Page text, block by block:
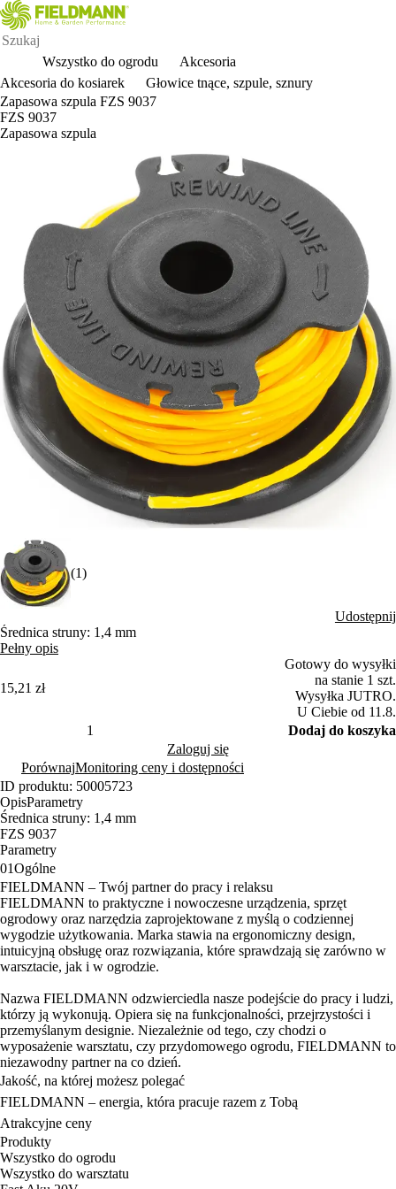
Wszystko do ogrodu
Akcesoria
Akcesoria do kosiarek
Głowice tnące, szpule, sznury
Zapasowa szpula FZS 9037
FZS 9037
Zapasowa szpula
(1)
Udostępnij
Średnica struny: 1,4 mm
Pełny opis
15,21 zł
Gotowy do wysyłki
na stanie 1 szt.
Wysyłka JUTRO.
U Ciebie od 11.8.
Dodaj do koszyka
Zaloguj się
PorównajMonitoring ceny i dostępności
ID produktu: 50005723
OpisParametry
Średnica struny: 1,4 mm
FZS 9037
Parametry
01Ogólne
FIELDMANN – Twój partner do pracy i relaksu
FIELDMANN to praktyczne i nowoczesne urządzenia, sprzęt
ogrodowy oraz narzędzia zaprojektowane z myślą o codziennej
wygodzie użytkowania. Marka stawia na ergonomiczny design,
intuicyjną obsługę oraz rozwiązania, które sprawdzają się zarówno w
warsztacie, jak i w ogrodzie.
Nazwa FIELDMANN odzwierciedla nasze podejście do pracy i ludzi,
którzy ją wykonują. Opiera się na funkcjonalności, przejrzystości i
przemyślanym designie. Niezależnie od tego, czy chodzi o
wyposażenie warsztatu, czy przydomowego ogrodu, FIELDMANN to
niezawodny partner na co dzień.
Jakość, na której możesz polegać
FIELDMANN – energia, która pracuje razem z Tobą
Atrakcyjne ceny
Produkty
Wszystko do ogrodu
Wszystko do warsztatu